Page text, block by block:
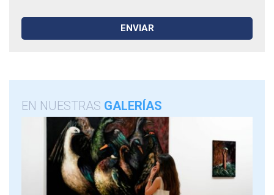
EN NUESTRAS GALERÍAS